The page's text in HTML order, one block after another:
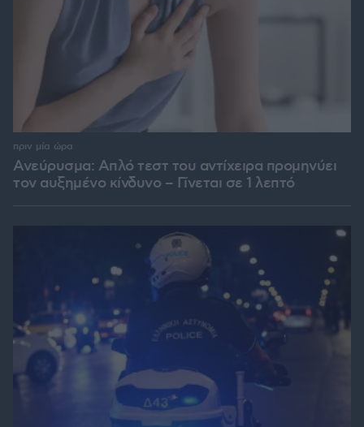
Ανεύρυσμα: Απλό τεστ του αντίχειρα προμηνύει
τον αυξημένο κίνδυνο – Γίνεται σε 1 λεπτό
πριν μία ώρα